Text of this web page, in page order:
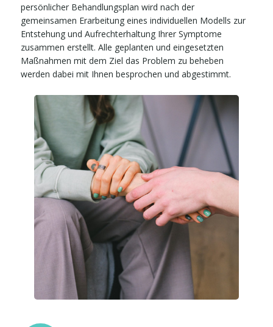
persönlicher Behandlungsplan wird nach der
gemeinsamen Erarbeitung eines individuellen Modells zur
Entstehung und Aufrechterhaltung Ihrer Symptome
zusammen erstellt. Alle geplanten und eingesetzten
Maßnahmen mit dem Ziel das Problem zu beheben
werden dabei mit Ihnen besprochen und abgestimmt.